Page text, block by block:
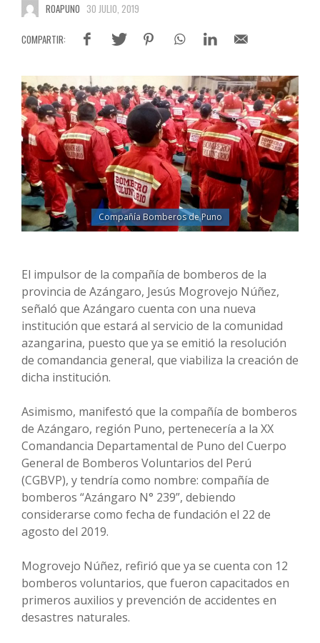
ROAPUNO 30 JULIO, 2019
Compañía Bomberos de Puno
El impulsor de la compañía de bomberos de la
provincia de Azángaro, Jesús Mogrovejo Núñez,
señaló que Azángaro cuenta con una nueva
institución que estará al servicio de la comunidad
azangarina, puesto que ya se emitió la resolución
de comandancia general, que viabiliza la creación de
dicha institución.
Asimismo, manifestó que la compañía de bomberos
de Azángaro, región Puno, pertenecería a la XX
Comandancia Departamental de Puno del Cuerpo
General de Bomberos Voluntarios del Perú
(CGBVP), y tendría como nombre: compañía de
bomberos “Azángaro N° 239”, debiendo
considerarse como fecha de fundación el 22 de
agosto del 2019.
Mogrovejo Núñez, refirió que ya se cuenta con 12
bomberos voluntarios, que fueron capacitados en
primeros auxilios y prevención de accidentes en
desastres naturales.